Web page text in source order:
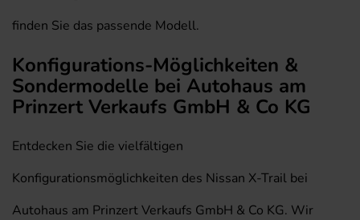
finden Sie das passende Modell.
Konfigurations-Möglichkeiten &
Sondermodelle bei Autohaus am
Prinzert Verkaufs GmbH & Co KG
Entdecken Sie die vielfältigen
Konfigurationsmöglichkeiten des Nissan X-Trail bei
Autohaus am Prinzert Verkaufs GmbH & Co KG. Wir